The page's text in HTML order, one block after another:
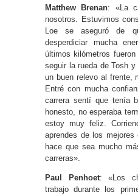
Matthew Brenan: «La
nosotros. Estuvimos
Loe se aseguró de
desperdiciar mucha
últimos kilómetros
seguir la rueda de Tosh
un buen relevo al frente,
Entré con mucha
carrera sentí que tenía
honesto, no esperaba
estoy muy feliz.
aprendes de los
hace que sea mucho
carreras».
Paul Penhoet: «Los
trabajo durante los